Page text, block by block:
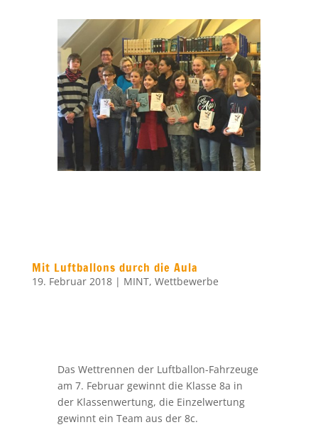
Mit Luftballons durch die Aula
19. Februar 2018| MINT, Wettbewerbe
Das Wettrennen der Luftballon-Fahrzeuge
am 7. Februar gewinnt die Klasse 8a in
der Klassenwertung, die Einzelwertung
gewinnt ein Team aus der 8c.